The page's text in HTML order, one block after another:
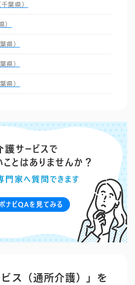
千葉県）
）
県）
県）
県）
ビス（通所介護）」を